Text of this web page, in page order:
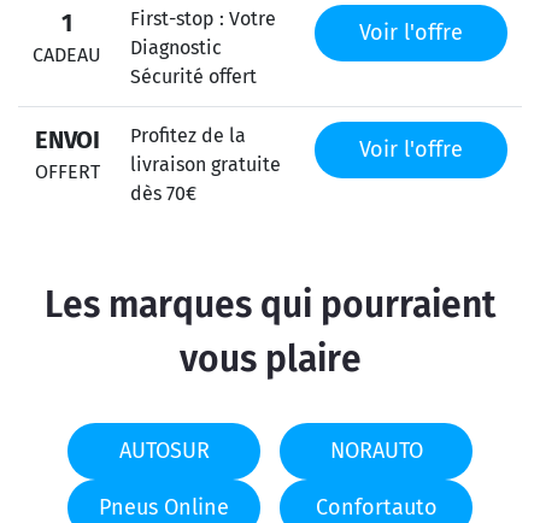
1
CADEAU
First-stop : Votre
Diagnostic
Sécurité offert
Voir l'offre
ENVOI
OFFERT
Profitez de la
livraison gratuite
dès 70€
Voir l'offre
Les marques qui pourraient
vous plaire
AUTOSUR NORAUTO
Pneus Online Confortauto